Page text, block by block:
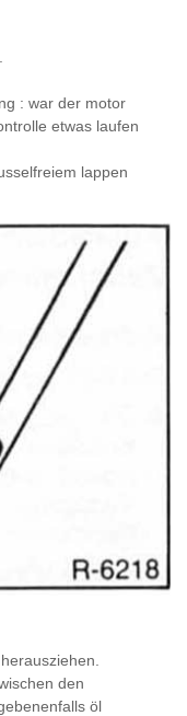
: war der motor
etwas laufen
lappen
den
öl